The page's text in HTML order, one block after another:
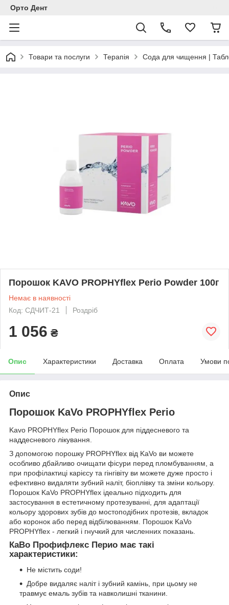
Орто Дент
Товари та послуги Терапія Сода для чищення |
Порошок KAVO PROPHYflex Perio Powder 100г
Немає в наявності
Код: СДЧИТ-21
Роздріб
1 056 ₴
Опис Характеристики Доставка Оплата Умови
Опис
Порошок KaVo PROPHYflex Perio
Kavo PROPHYflex Perio Порошок для піддесневого та
наддесневого лікування.
З допомогою порошку PROPHYflex від KaVo ви можете
особливо дбайливо очищати фісури перед пломбуванням, а
при профілактиці карієсу та гінгівіту ви можете дуже просто і
ефективно видаляти зубний наліт, біоплівку та зміни кольору.
Порошок KaVo PROPHYflex ідеально підходить для
застосування в естетичному протезуванні, для адаптації
кольору здорових зубів до мостоподібних протезів, вкладок
або коронок або перед відбілюванням. Порошок KaVo
PROPHYflex - легкий і гнучкий для численних показань.
КаВо Профифлекс Перио має такі
характеристики:
Не містить соди!
Добре видаляє наліт і зубний камінь, при цьому не
травмує емаль зубів та навколишні тканини.